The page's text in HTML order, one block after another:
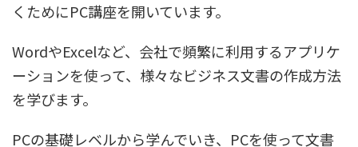
くためにPC講座を開いています。
WordやExcelなど、会社で頻繁に利用するアプリケ
ーションを使って、様々なビジネス文書の作成方法
を学びます。
PCの基礎レベルから学んでいき、PCを使って文書